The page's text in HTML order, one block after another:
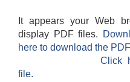
It appears your Web
display PDF files.
here to download the
Click
file.